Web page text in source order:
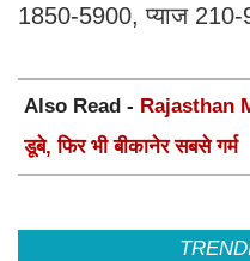
1850-5900, प्याज 210-
Also Read - Rajasthan
डूबे, फिर भी बीकानेर सबसे गर्म